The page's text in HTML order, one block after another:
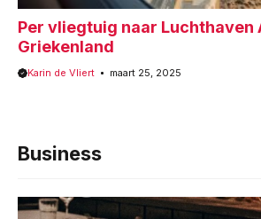
Per vliegtuig naar Luchthaven
Griekenland
Karin de Vliert maart 25, 2025
Business